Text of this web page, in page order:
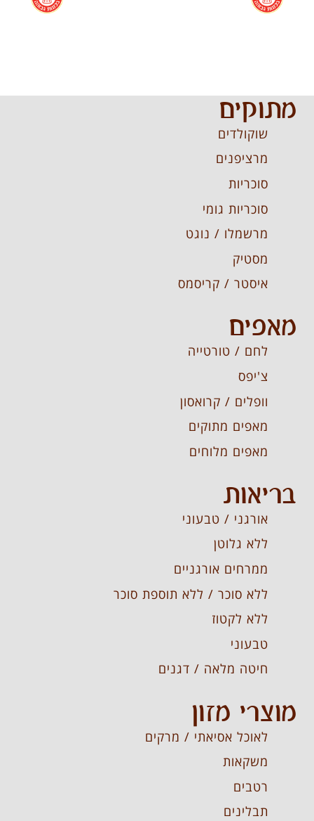
מתוקים
שוקולדים
מרציפנים
סוכריות
סוכריות גומי
מרשמלו / נוגט
מסטיק
איסטר / קריסמס
מאפים
לחם / טורטייה
צ'יפס
וופלים / קרואסון
מאפים מתוקים
מאפים מלוחים
בריאות
אורגני / טבעוני
ללא גלוטן
ממרחים אורגניים
ללא סוכר / ללא תוספת סוכר
ללא לקטוז
טבעוני
חיטה מלאה / דגנים
מוצרי מזון
לאוכל אסיאתי / מרקים
משקאות
רטבים
תבלינים